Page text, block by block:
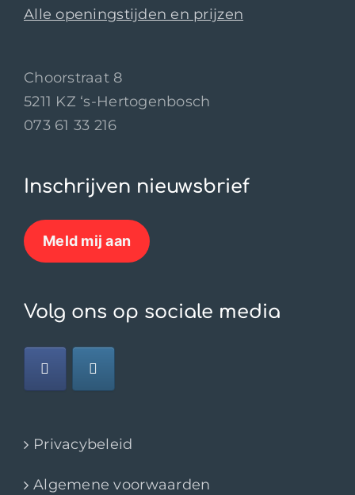
Alle openingstijden en prijzen
Choorstraat 8
5211 KZ ‘s-Hertogenbosch
073 61 33 216
Inschrijven nieuwsbrief
Meld mij aan
Volg ons op sociale media
Privacybeleid
Algemene voorwaarden